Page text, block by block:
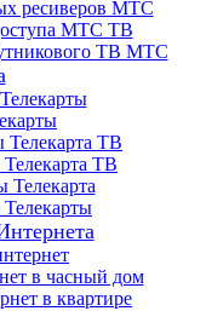
ресиверов МТС
МТС ТВ
ТВ МТС
Телекарта ТВ
ТВ
Телекарта
в часный дом
в квартире